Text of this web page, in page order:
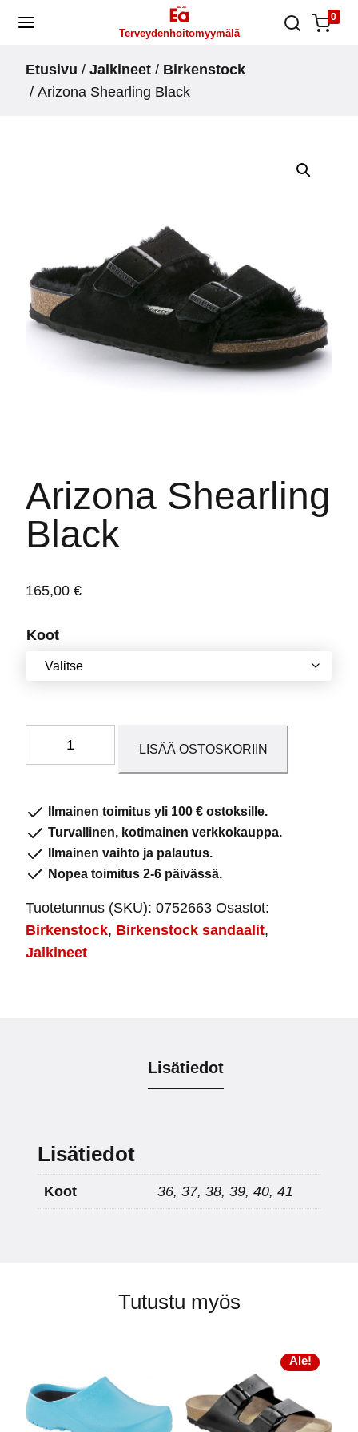
Skip
Terveydenhoitomyymälä
0
Etusivu / Jalkineet / Birkenstock
/ Arizona Shearling Black
Arizona Shearling
Black
165,00 €
Koot
määrä
LISÄÄ OSTOSKORIIN
Ilmainen toimitus yli 100 € ostoksille.
Turvallinen, kotimainen verkkokauppa.
Ilmainen vaihto ja palautus.
Nopea toimitus 2-6 päivässä.
Tuotetunnus (SKU): 0752663 Osastot:
Birkenstock, Birkenstock sandaalit,
Jalkineet
Lisätiedot
Lisätiedot
Koot 36, 37, 38, 39, 40, 41
Tutustu myös
Ale!